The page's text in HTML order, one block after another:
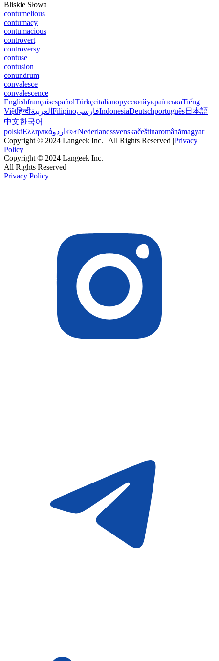
Bliskie Słowa
contumelious
contumacy
contumacious
controvert
controversy
contuse
contusion
conundrum
convalesce
convalescence
EnglishfrançaisespañolTürkçeitalianoрусскийукраїнськаTiếng
Việtहिन्दीالعربية FilipinoفارسیIndonesiaDeutschportuguês日本語
中文한국어
polskiΕλληνικάاردو বাংলাNederlandssvenskačeštinaromânămagyar
Copyright © 2024 Langeek Inc. | All Rights Reserved |Privacy
Policy
Copyright © 2024 Langeek Inc.
All Rights Reserved
Privacy Policy